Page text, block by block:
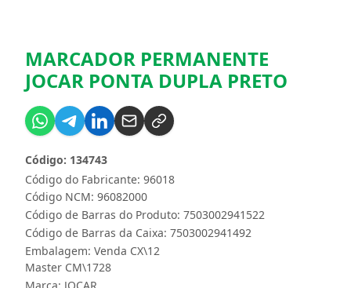
MARCADOR PERMANENTE
JOCAR PONTA DUPLA PRETO
Código do Fabricante: 96018
Código: 134743
Código NCM: 96082000
Código de Barras do Produto: 7503002941522
Código de Barras da Caixa: 7503002941492
Embalagem: Venda CX\12
Master CM\1728